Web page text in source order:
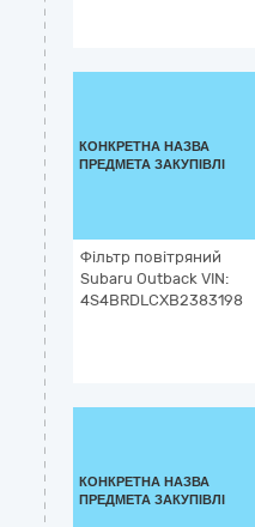
КОНКРЕТНА НАЗВА
ПРЕДМЕТА ЗАКУПІВЛІ
Фільтр повітряний
Subaru Outback VIN:
4S4BRDLCXB2383198
КОНКРЕТНА НАЗВА
ПРЕДМЕТА ЗАКУПІВЛІ